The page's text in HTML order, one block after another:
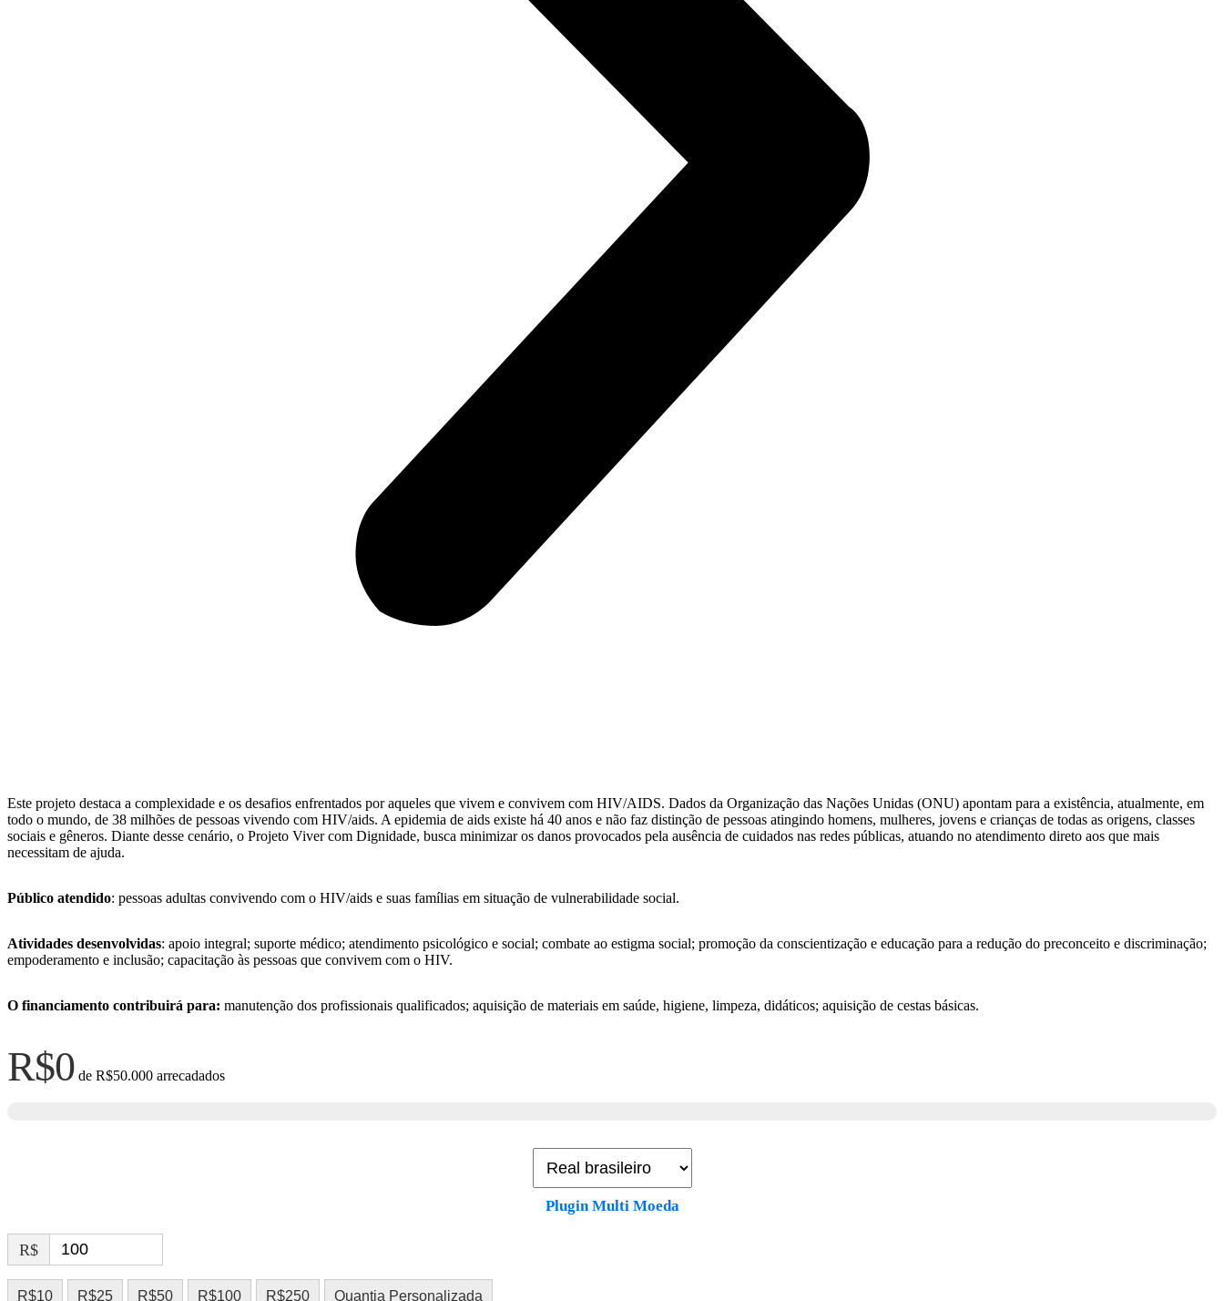
Este projeto destaca a complexidade e os desafios enfrentados por aqueles que vivem e convivem com HIV/AIDS. Dados da Organização das Nações Unidas (ONU) apontam para a existência, atualmente, em
todo o mundo, de 38 milhões de pessoas vivendo com HIV/aids. A epidemia de aids existe há 40 anos e não faz distinção de pessoas atingindo homens, mulheres, jovens e crianças de todas as origens, classes
sociais e gêneros. Diante desse cenário, o Projeto Viver com Dignidade, busca minimizar os danos provocados pela ausência de cuidados nas redes públicas, atuando no atendimento direto aos que mais
necessitam de ajuda.
Público atendido: pessoas adultas convivendo com o HIV/aids e suas famílias em situação de vulnerabilidade social.
Atividades desenvolvidas: apoio integral; suporte médico; atendimento psicológico e social; combate ao estigma social; promoção da conscientização e educação para a redução do preconceito e discriminação;
empoderamento e inclusão; capacitação às pessoas que convivem com o HIV.
O financiamento contribuirá para: manutenção dos profissionais qualificados; aquisição de materiais em saúde, higiene, limpeza, didáticos; aquisição de cestas básicas.
R$0 de R$50.000 arrecadados
Plugin Multi Moeda
R$
R$10 R$25 R$50 R$100 R$250 Quantia Personalizada